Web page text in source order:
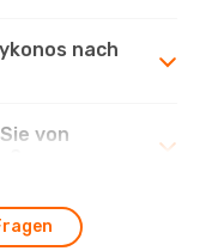
nach
von